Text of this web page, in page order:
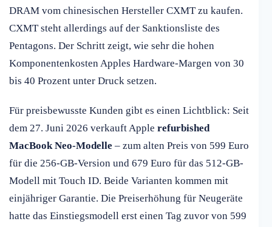
DRAM vom chinesischen Hersteller CXMT zu kaufen.
CXMT steht allerdings auf der Sanktionsliste des
Pentagons. Der Schritt zeigt, wie sehr die hohen
Komponentenkosten Apples Hardware-Margen von 30
bis 40 Prozent unter Druck setzen.
Für preisbewusste Kunden gibt es einen Lichtblick: Seit
dem 27. Juni 2026 verkauft Apple refurbished
MacBook Neo-Modelle – zum alten Preis von 599 Euro
für die 256-GB-Version und 679 Euro für das 512-GB-
Modell mit Touch ID. Beide Varianten kommen mit
einjähriger Garantie. Die Preiserhöhung für Neugeräte
hatte das Einstiegsmodell erst einen Tag zuvor von 599